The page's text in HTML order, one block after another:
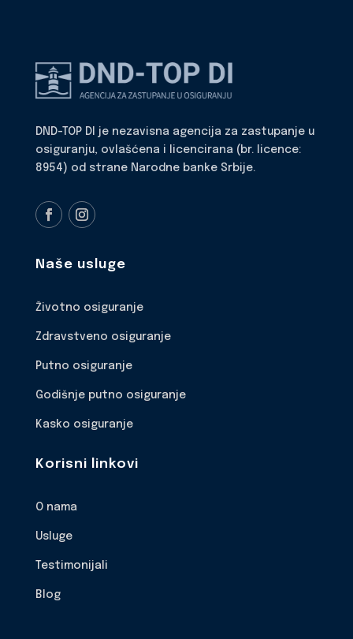
DND-TOP DI je nezavisna agencija za zastupanje u
osiguranju, ovlašćena i licencirana (br. licence:
8954) od strane Narodne banke Srbije.
Naše usluge
Životno osiguranje
Zdravstveno osiguranje
Putno osiguranje
Godišnje putno osiguranje
Kasko osiguranje
Korisni linkovi
O nama
Usluge
Testimonijali
Blog